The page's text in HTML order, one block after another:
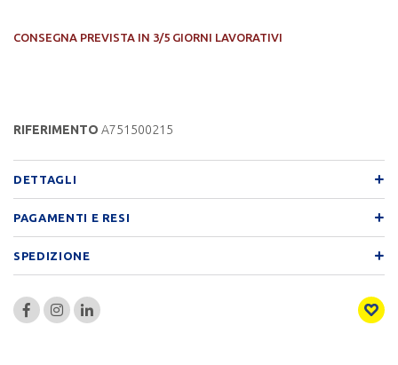
CONSEGNA PREVISTA IN 3/5 GIORNI LAVORATIVI
RIFERIMENTO A751500215
DETTAGLI
PAGAMENTI E RESI
SPEDIZIONE